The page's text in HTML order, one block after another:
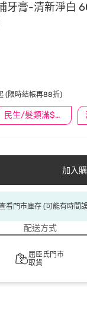
牙膏-清新淨白
民生/髮類滿$388送舒潔冰巾
(限時結帳再88折)
加入
看門市庫存 (可能有時間
配送方式
屈臣氏門市
取貨